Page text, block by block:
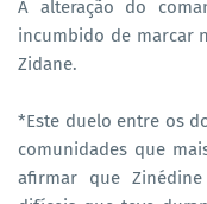
A alteração do
incumbido de marcar
Zidane.
*Este duelo entre os
comunidades que
afirmar que